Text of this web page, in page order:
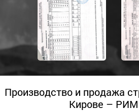
Производство и продажа
Кирове –